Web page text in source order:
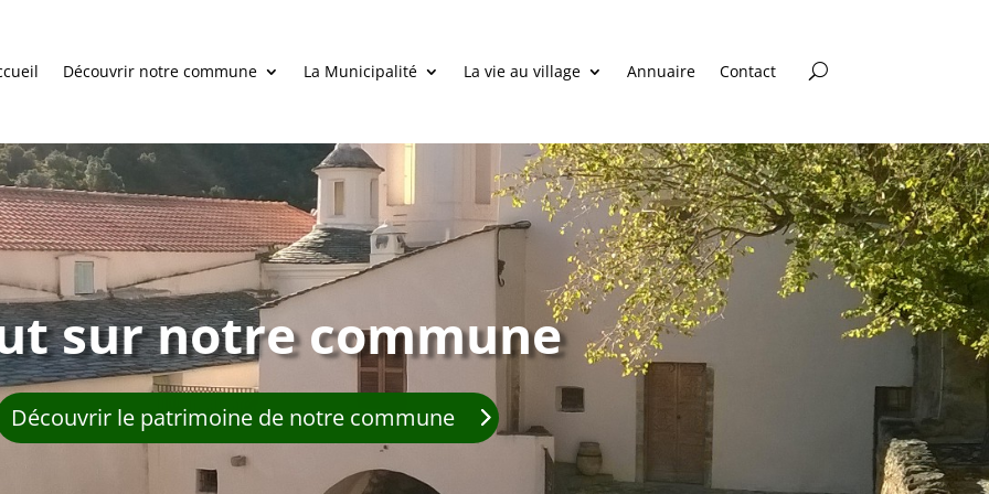
Découvrir notre commune La Municipalité La vie au village Annuaire Contact
sur notre commune
Découvrir le patrimoine de notre commune